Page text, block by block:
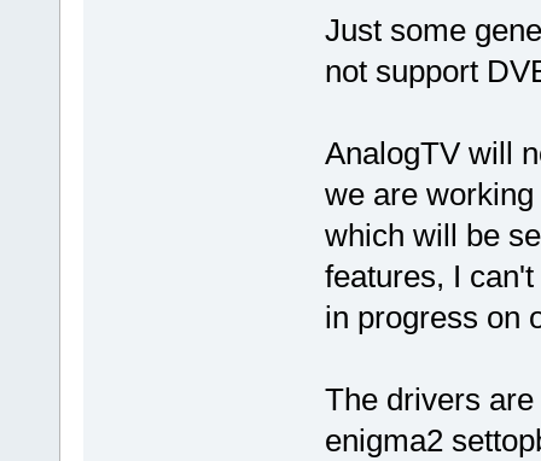
Just some
not support
AnalogTV will
we are
which will be
features, I
in progress on
The drivers
enigma2